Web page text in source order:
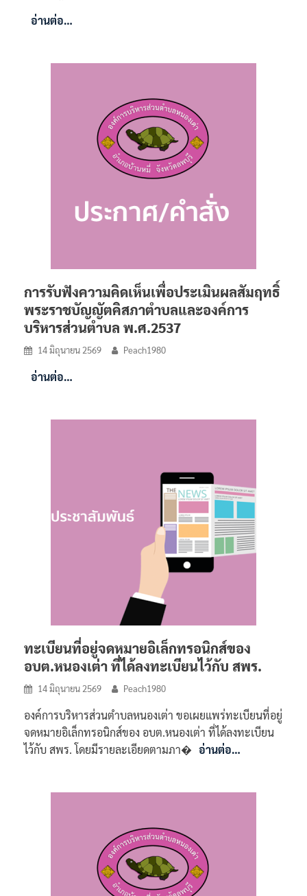
อ่านต่อ…
การรับฟังความคิดเห็นเพื่อประเมินผลสัมฤทธิ์
พระราชบัญญัตคิสภาตำบลและองค์การ
บริหารส่วนตำบล พ.ศ.2537
14 มิถุนายน 2569 Peach1980
อ่านต่อ…
ทะเบียนที่อยู่จดหมายอิเล็กทรอนิกส์ของ
อบต.หนองเต่า ที่ได้ลงทะเบียนไว้กับ สพร.
14 มิถุนายน 2569 Peach1980
องค์การบริหารส่วนตำบลหนองเต่า ขอเผยแพร่ทะเบียนที่อยู่
จดหมายอิเล็กทรอนิกส์ของ อบต.หนองเต่า ที่ได้ลงทะเบียน
ไว้กับ สพร. โดยมีรายละเอียดตามภา� อ่านต่อ…